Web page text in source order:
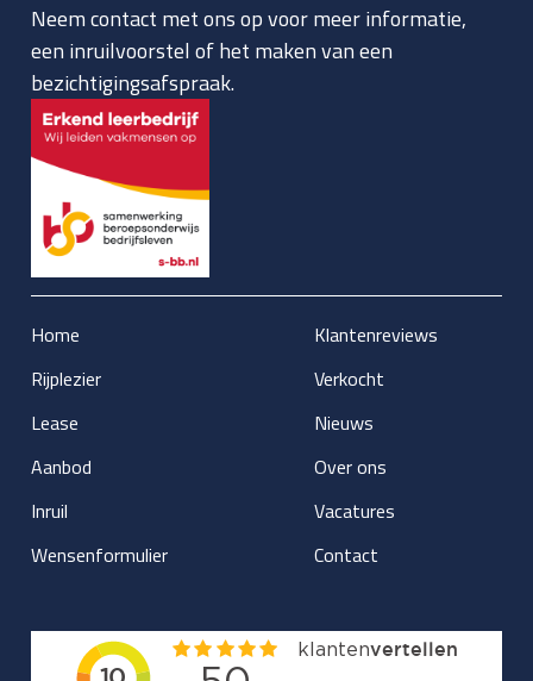
Neem contact met ons op voor meer informatie,
een inruilvoorstel of het maken van een
bezichtigingsafspraak.
Home
Rijplezier
Lease
Aanbod
Inruil
Wensenformulier
Klantenreviews
Verkocht
Nieuws
Over ons
Vacatures
Contact